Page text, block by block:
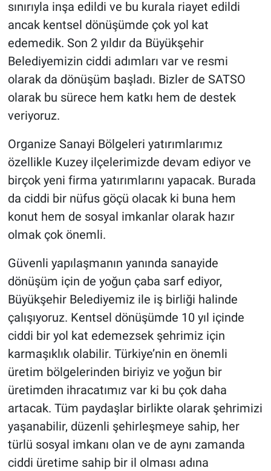
sınırıyla inşa edildi ve bu kurala riayet edildi
ancak kentsel dönüşümde çok yol kat
edemedik. Son 2 yıldır da Büyükşehir
Belediyemizin ciddi adımları var ve resmi
olarak da dönüşüm başladı. Bizler de SATSO
olarak bu sürece hem katkı hem de destek
veriyoruz.
Organize Sanayi Bölgeleri yatırımlarımız
özellikle Kuzey ilçelerimizde devam ediyor ve
birçok yeni firma yatırımlarını yapacak. Burada
da ciddi bir nüfus göçü olacak ki buna hem
konut hem de sosyal imkanlar olarak hazır
olmak çok önemli.
Güvenli yapılaşmanın yanında sanayide
dönüşüm için de yoğun çaba sarf ediyor,
Büyükşehir Belediyemiz ile iş birliği halinde
çalışıyoruz. Kentsel dönüşümde 10 yıl içinde
ciddi bir yol kat edemezsek şehrimiz için
karmaşıklık olabilir. Türkiye’nin en önemli
üretim bölgelerinden biriyiz ve yoğun bir
üretimden ihracatımız var ki bu çok daha
artacak. Tüm paydaşlar birlikte olarak şehrimizi
yaşanabilir, düzenli şehirleşmeye sahip, her
türlü sosyal imkanı olan ve de aynı zamanda
ciddi üretime sahip bir il olması adına